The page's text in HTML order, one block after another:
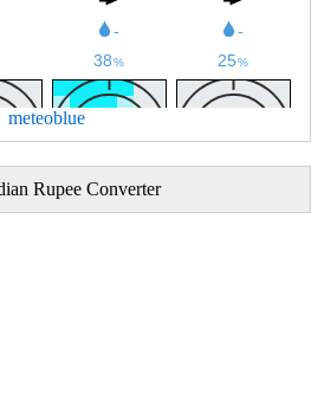
meteoblue
Indian Rupee Converter